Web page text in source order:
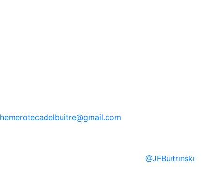
hemerotecadelbuitre@gmail.com
@JFBuitrinski